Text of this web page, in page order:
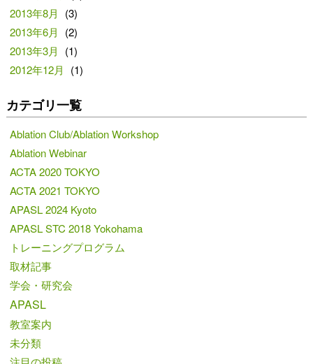
2013年8月
(3)
2013年6月
(2)
2013年3月
(1)
2012年12月
(1)
カテゴリ一覧
Ablation Club/Ablation Workshop
Ablation Webinar
ACTA 2020 TOKYO
ACTA 2021 TOKYO
APASL 2024 Kyoto
APASL STC 2018 Yokohama
トレーニングプログラム
取材記事
学会・研究会
APASL
教室案内
未分類